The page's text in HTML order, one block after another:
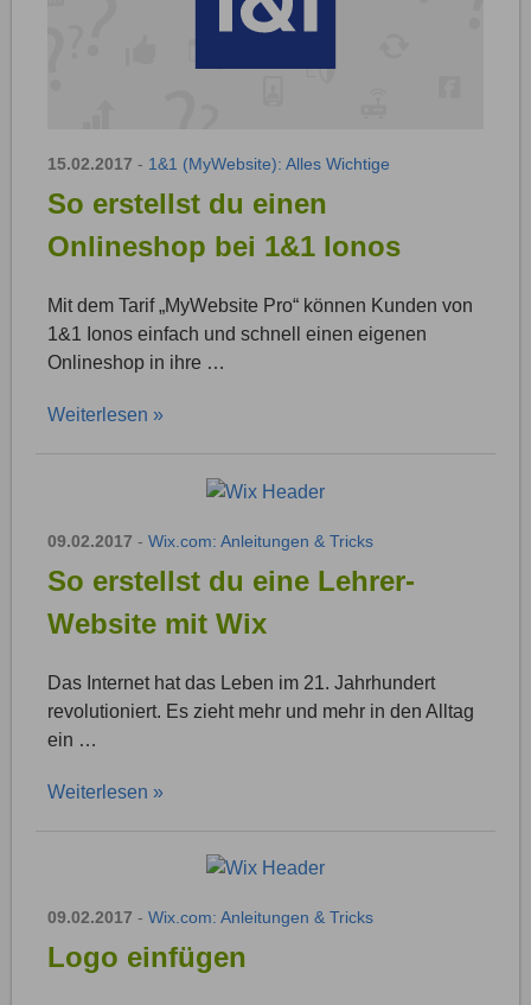
15.02.2017 - 1&1 (MyWebsite): Alles Wichtige
So erstellst du einen
Onlineshop bei 1&1 Ionos
Mit dem Tarif „MyWebsite Pro“ können Kunden von
1&1 Ionos einfach und schnell einen eigenen
Onlineshop in ihre …
Weiterlesen »
09.02.2017 - Wix.com: Anleitungen & Tricks
So erstellst du eine Lehrer-
Website mit Wix
Das Internet hat das Leben im 21. Jahrhundert
revolutioniert. Es zieht mehr und mehr in den Alltag
ein …
Weiterlesen »
09.02.2017 - Wix.com: Anleitungen & Tricks
Logo einfügen